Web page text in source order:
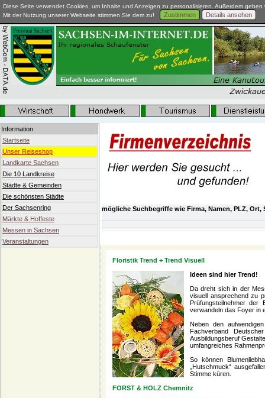
Diese Seite verwendet Cookies, um Inhalte und Anzeigen zu personalisieren. Außerdem
Mit der Nutzung unserer Webseite stimmen Sie dem zu!
Zustimmen Details ansehen
Information
Startseite
Unser Reiseshop
Landkarte Sachsen
Die 10 Landkreise
Städte & Gemeinden
Die schönsten Städte
Der Sachsenring
Märkte & Hoffeste
Messen in Sachsen
Veranstaltungen
mögliche Suchbegriffe wie Firma, Namen, PLZ, Ort,
Floristik Trend + Trend Visuell
Ideen sind hier Trend!
Da dreht sich in der
visuell ansprechend zu
Prüfungsteilnehmer der
verwandeln das Foyer in
Neben den
Fachverband
Ausbildungsberuf
umfangreiches
So können
„Hutschmuck“
Stimme küren.
FORST & HOLZ Chemnitz